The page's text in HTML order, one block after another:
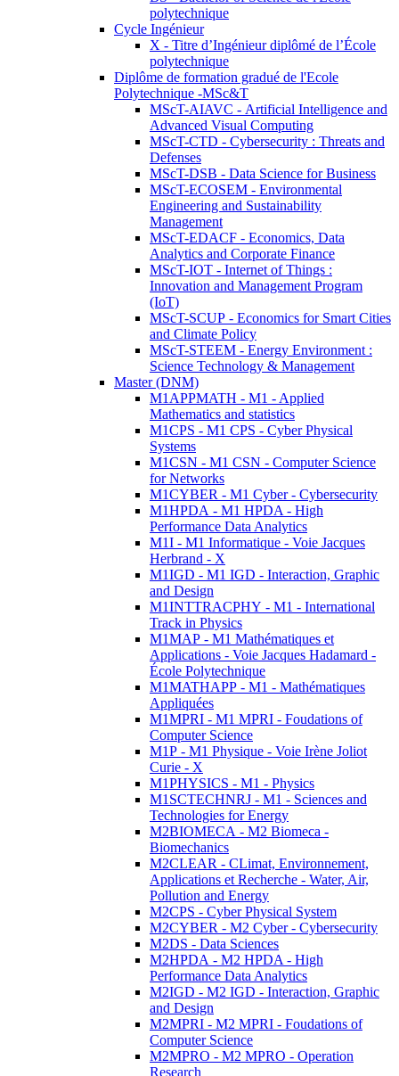
polytechnique
Cycle Ingénieur
X - Titre d’Ingénieur diplômé de l’École
polytechnique
Diplôme de formation gradué de l'Ecole
Polytechnique -MSc&T
MScT-AIAVC - Artificial Intelligence and
Advanced Visual Computing
MScT-CTD - Cybersecurity : Threats and
Defenses
MScT-DSB - Data Science for Business
MScT-ECOSEM - Environmental
Engineering and Sustainability
Management
MScT-EDACF - Economics, Data
Analytics and Corporate Finance
MScT-IOT - Internet of Things :
Innovation and Management Program
(IoT)
MScT-SCUP - Economics for Smart Cities
and Climate Policy
MScT-STEEM - Energy Environment :
Science Technology & Management
Master (DNM)
M1APPMATH - M1 - Applied
Mathematics and statistics
M1CPS - M1 CPS - Cyber Physical
Systems
M1CSN - M1 CSN - Computer Science
for Networks
M1CYBER - M1 Cyber - Cybersecurity
M1HPDA - M1 HPDA - High
Performance Data Analytics
M1I - M1 Informatique - Voie Jacques
Herbrand - X
M1IGD - M1 IGD - Interaction, Graphic
and Design
M1INTTRACPHY - M1 - International
Track in Physics
M1MAP - M1 Mathématiques et
Applications - Voie Jacques Hadamard -
École Polytechnique
M1MATHAPP - M1 - Mathématiques
Appliquées
M1MPRI - M1 MPRI - Foudations of
Computer Science
M1P - M1 Physique - Voie Irène Joliot
Curie - X
M1PHYSICS - M1 - Physics
M1SCTECHNRJ - M1 - Sciences and
Technologies for Energy
M2BIOMECA - M2 Biomeca -
Biomechanics
M2CLEAR - CLimat, Environnement,
Applications et Recherche - Water, Air,
Pollution and Energy
M2CPS - Cyber Physical System
M2CYBER - M2 Cyber - Cybersecurity
M2DS - Data Sciences
M2HPDA - M2 HPDA - High
Performance Data Analytics
M2IGD - M2 IGD - Interaction, Graphic
and Design
M2MPRI - M2 MPRI - Foudations of
Computer Science
M2MPRO - M2 MPRO - Operation
Research